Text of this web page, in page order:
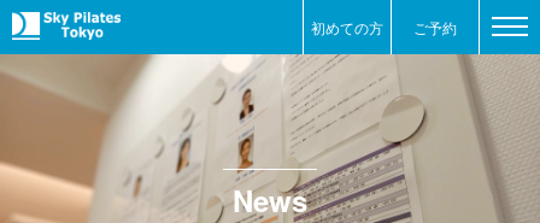
初めての方 ご予約
News